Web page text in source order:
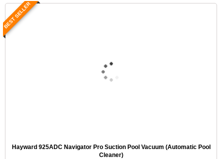
BEST SELLER
Hayward 925ADC Navigator Pro Suction Pool Vacuum (Automatic Pool
Cleaner)